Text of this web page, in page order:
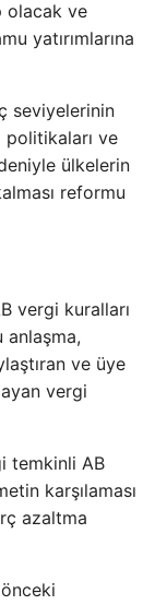
olacak ve
yatırımlarına
seviyelerinin
politikaları ve
ülkelerin
reformu
vergi kuralları
anlaşma,
ve üye
vergi
temkinli AB
karşılaması
azaltma